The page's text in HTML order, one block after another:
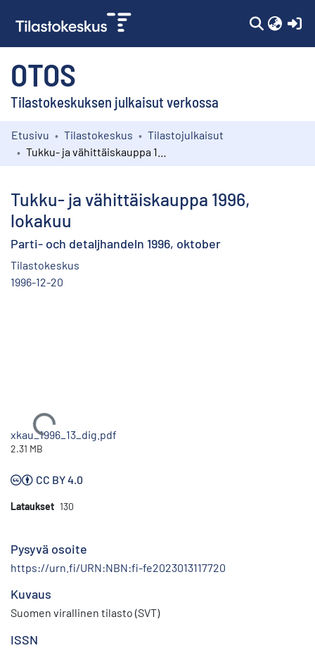
OTOS
Tilastokeskuksen julkaisut verkossa
Kokoelmat
Etusivu Tilastokeskus
Tilastojulkaisut
Tukku- ja vähittäiskauppa 1996,
lokakuu
Parti- och detaljhandeln 1996, oktober
Tilastokeskus
1996-12-20
Ladataan...
xkau_1996_13_dig.pdf
2.31 MB
CC BY 4.0
Lataukset 130
Pysyvä osoite
https://urn.fi/URN:NBN:fi-fe2023013117720
Kuvaus
Suomen virallinen tilasto (SVT)
ISSN